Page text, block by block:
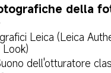
della
Leica (Leica
dell'otturatore